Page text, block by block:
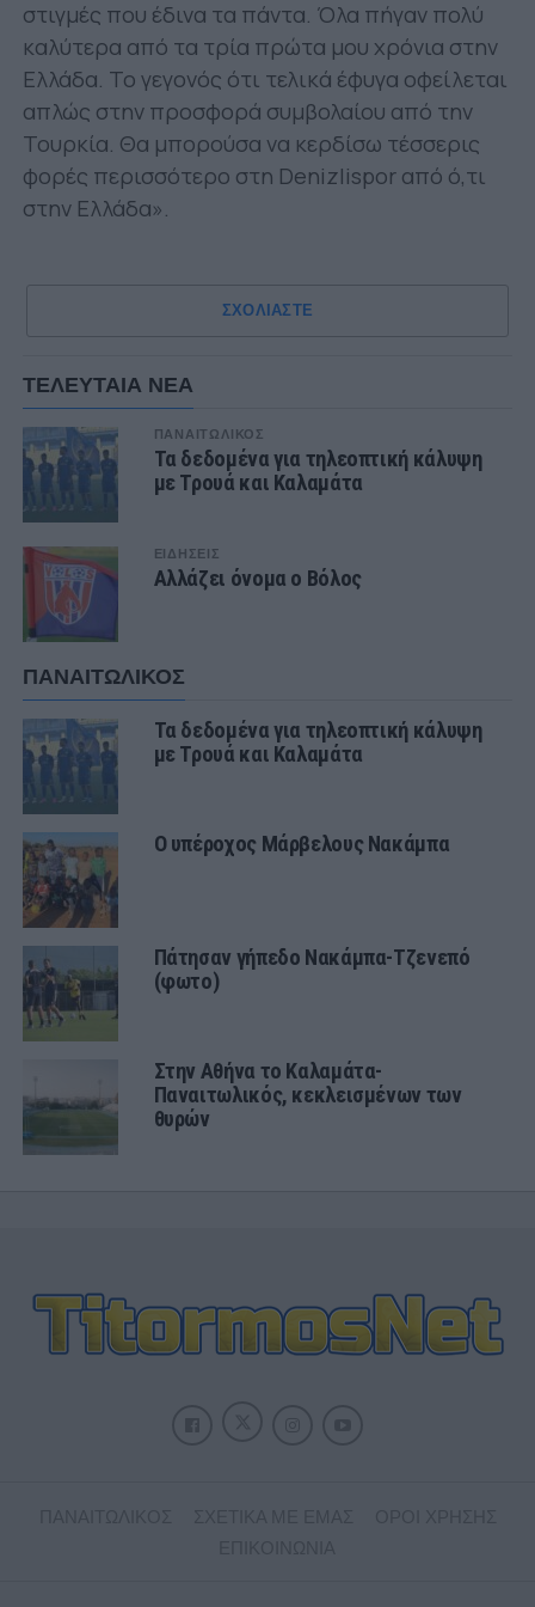
στιγμές που έδινα τα πάντα. Όλα πήγαν πολύ
καλύτερα από τα τρία πρώτα μου χρόνια στην
Ελλάδα. Το γεγονός ότι τελικά έφυγα οφείλεται
απλώς στην προσφορά συμβολαίου από την
Τουρκία. Θα μπορούσα να κερδίσω τέσσερις
φορές περισσότερο στη Denizlispor από ό,τι
στην Ελλάδα».
ΣΧΟΛΙΑΣΤΕ
ΤΕΛΕΥΤΑΙΑ ΝΕΑ
ΠΑΝΑΙΤΩΛΙΚΟΣ
Τα δεδομένα για τηλεοπτική κάλυψη
με Τρουά και Καλαμάτα
ΕΙΔΗΣΕΙΣ
Αλλάζει όνομα ο Βόλος
ΠΑΝΑΙΤΩΛΙΚΟΣ
Τα δεδομένα για τηλεοπτική κάλυψη
με Τρουά και Καλαμάτα
Ο υπέροχος Μάρβελους Νακάμπα
Πάτησαν γήπεδο Νακάμπα-Τζενεπό
(φωτο)
Στην Αθήνα το Καλαμάτα-
Παναιτωλικός, κεκλεισμένων των
θυρών